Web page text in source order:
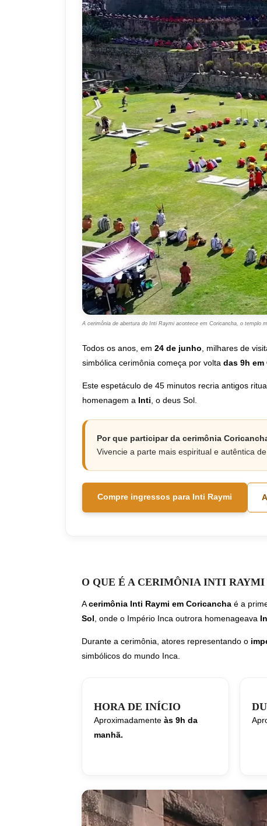
A cerimônia de abertura do Inti Raymi acontece em Coricancha, o templo
Todos os anos, em 24 de junho , milhares de
simbólica cerimônia começa por volta das 9h em
Este espetáculo de 45 minutos recria antigos
homenagem a Inti , o deus Sol.
Por que participar da cerimônia
Vivencie a parte mais espiritual e autêntica
Compre ingressos para Inti Raymi
O QUE É A CERIMÔNIA INTI
Acerimônia Inti Raymi em Coricancha é a
Sol , onde o Império Inca outrora homenageava
Durante a cerimônia, atores representando o
simbólicos do mundo Inca.
HORA DE INÍCIO
Aproximadamente às 9h da
manhã.